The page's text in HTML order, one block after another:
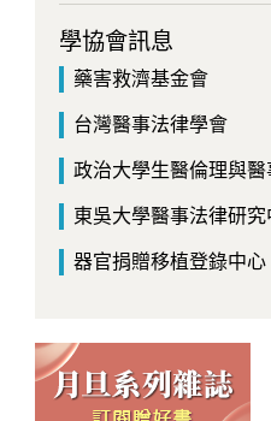
學協會訊息
藥害救濟基金會
台灣醫事法律學會
政治大學生醫倫理與
東吳大學醫事法律研究
器官捐贈移植登錄中心